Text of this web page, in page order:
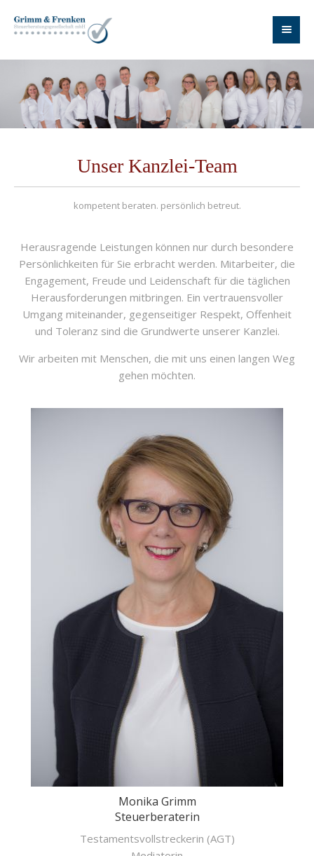
Unser Kanzlei-Team
kompetent beraten. persönlich betreut.
Herausragende Leistungen können nur durch besondere
Persönlichkeiten für Sie erbracht werden. Mitarbeiter, die
Engagement, Freude und Leidenschaft für die täglichen
Herausforderungen mitbringen. Ein vertrauensvoller
Umgang miteinander, gegenseitiger Respekt, Offenheit
und Toleranz sind die Grundwerte unserer Kanzlei.
Wir arbeiten mit Menschen, die mit uns einen langen Weg
gehen möchten.
Monika Grimm
Steuerberaterin
Testamentsvollstreckerin (AGT)